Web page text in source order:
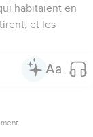
habitaient en
et les